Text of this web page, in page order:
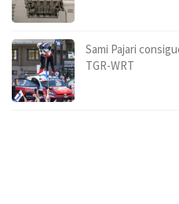
Sami Pajari
TGR-WRT